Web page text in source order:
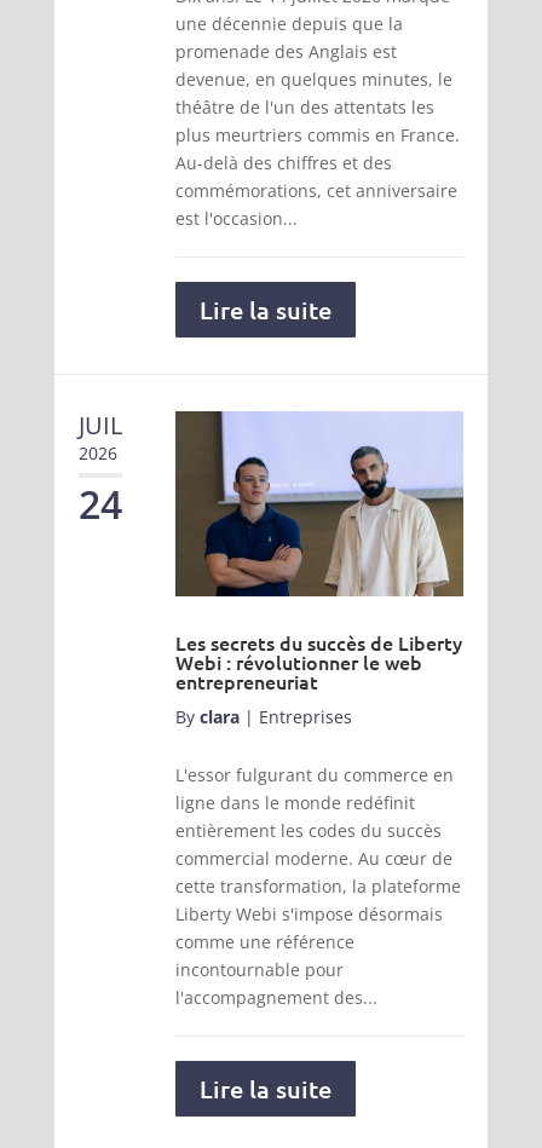
une décennie depuis que la
promenade des Anglais est
devenue, en quelques minutes, le
théâtre de l'un des attentats les
plus meurtriers commis en France.
Au-delà des chiffres et des
commémorations, cet anniversaire
est l'occasion...
Lire la suite
JUIL
2026
24
Les secrets du succès de Liberty
Webi : révolutionner le web
entrepreneuriat
By clara| Entreprises
L'essor fulgurant du commerce en
ligne dans le monde redéfinit
entièrement les codes du succès
commercial moderne. Au cœur de
cette transformation, la plateforme
Liberty Webi s'impose désormais
comme une référence
incontournable pour
l'accompagnement des...
Lire la suite